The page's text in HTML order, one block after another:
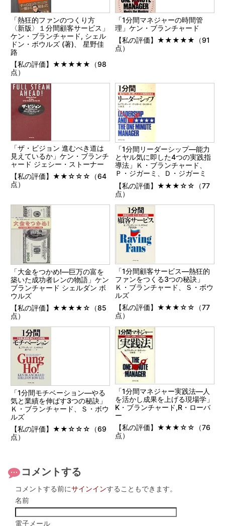
「熱狂的ファンのつくり方
〈新版〉１分間顧客サービス」
ケン・ブランチャード, シェル
ドン・ボウルズ (著)、 星野佳
路
【私の評価】★★★★★（98
点）
「1分間マネジャーの時間管
理」ケン・ブランチャード
【私の評価】★★★★★（91
点）
「ザ・ビジョン 進むべき道は
見えているか」ケン・ブランチ
ャード ジェシー・ストーナー
【私の評価】★★☆☆☆（64
点）
「1分間リーダーシップ―能力
とヤル気に即した4つの実践指
導法」Ｋ・ブランチャード、
Ｐ・ジガーミ、Ｄ・ジガーミ
【私の評価】★★★☆☆（77
点）
「大金をつかめ!―巨万の富を
築いた成功者レンの物語」ケン
ブランチャード シェルダン ボ
ウルズ
【私の評価】★★★★☆（85
点）
「1分間顧客サービス―熱狂的
ファンをつくる3つの秘訣」
Ｋ・ブランチャード、Ｓ・ボウ
ルズ
【私の評価】★★★☆☆（77
点）
「1分間モチベーション―やる
気と業績を伸ばす3つの秘訣」
Ｋ・ブランチャード、Ｓ・ボウ
ルズ
【私の評価】★★☆☆☆（69
点）
「1分間マネジャー実践法―人
を活かし成果を上げる現場学」
K・ブランチャード,R・ローバ
ー
【私の評価】★★★☆☆（76
点）
コメントする
コメントする前にサインインすることもできます。
名前
電子メール